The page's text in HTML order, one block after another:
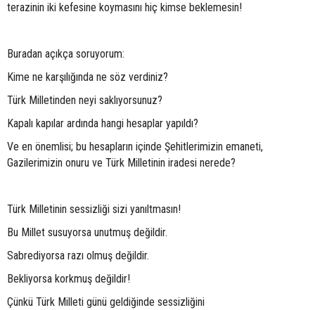
terazinin iki kefesine koymasını hiç kimse beklemesin!
Buradan açıkça soruyorum:
Kime ne karşılığında ne söz verdiniz?
Türk Milletinden neyi saklıyorsunuz?
Kapalı kapılar ardında hangi hesaplar yapıldı?
Ve en önemlisi; bu hesapların içinde Şehitlerimizin emaneti,
Gazilerimizin onuru ve Türk Milletinin iradesi nerede?
Türk Milletinin sessizliği sizi yanıltmasın!
Bu Millet susuyorsa unutmuş değildir.
Sabrediyorsa razı olmuş değildir.
Bekliyorsa korkmuş değildir!
Çünkü Türk Milleti günü geldiğinde sessizliğini